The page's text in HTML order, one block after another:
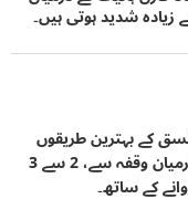
شدید ہوتی ہیں۔
طریقوں
کو اپنائیں، خاص طور پر سویا بین کے درمیان وقفہ سے، 2 سے 3
ساتھ۔